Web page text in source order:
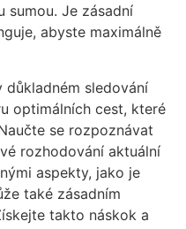
sumou. Je zásadní
abyste maximálně
sledování
optimálních cest, které
se rozpoznávat
rozhodování aktuální
aspekty, jako je
také zásadním
takto náskok a